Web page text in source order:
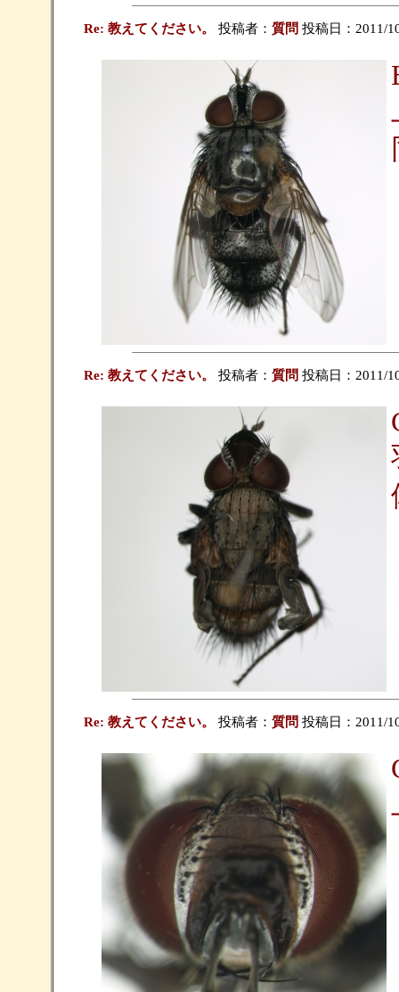
Re: 教えてください。 投稿者： 質問 投稿日：2011/
Re: 教えてください。 投稿者： 質問 投稿日：2011/
Re: 教えてください。 投稿者： 質問 投稿日：2011/